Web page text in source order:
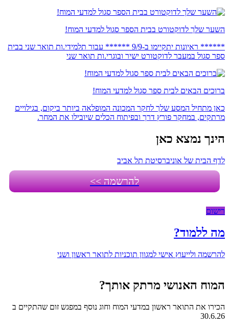
השער שלך לדוקטורט בבית הספר סגול למדעי המוח!
****** ראיונות יתקיימו ב-9/9 ****** עבור תלמידי.ות תואר שני בבית
ספר סגול במעבר לדוקטורט ישיר ובוגרי.ות תואר שני
ברוכים הבאים לבית ספר סגול למדעי המוח!
כאן מתחיל המסע שלך לחקר המכונה המופלאה ביותר ביקום, בגילויים
מרתקים, במחקר פורץ דרך ובפיתוח הכלים שיובילו את המחר.
הינך נמצא כאן
לדף הבית של אוניברסיטת תל אביב
להרשמה >>
רישום
מה ללמוד?
להרשמה ולייעוץ אישי למגוון תוכניות לתואר ראשון ושני
המוח האנושי מרתק אותך?
הכירו את התואר ראשון במדעי המוח וחוג נוסף במפגש זום שהתקיים ב
30.6.26